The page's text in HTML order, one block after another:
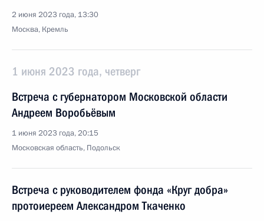
2 июня 2023 года, 13:30
Москва, Кремль
1 июня 2023 года, четверг
Встреча с губернатором Московской области
Андреем Воробьёвым
1 июня 2023 года, 20:15
Московская область, Подольск
Встреча с руководителем фонда «Круг добра»
протоиереем Александром Ткаченко